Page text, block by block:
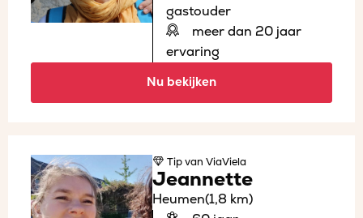
gastouder
meer dan 20 jaar
ervaring
Nu bekijken
Tipvan ViaViela
Jeannette
Heumen(1,8 km)